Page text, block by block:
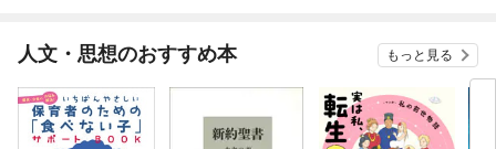
人文・思想のおすすめ本 もっと見る